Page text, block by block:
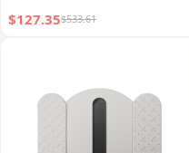
$127.35$533.61